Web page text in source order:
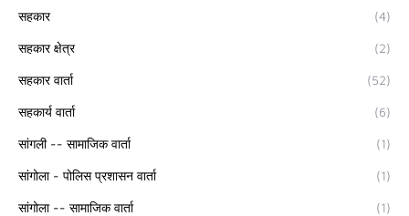
सहकार (4)
सहकार क्षेत्र (2)
सहकार वार्ता (52)
सहकार्य वार्ता (6)
सांगली -- सामाजिक वार्ता (1)
सांगोला - पोलिस प्रशासन वार्ता (1)
सांगोला -- सामाजिक वार्ता (1)